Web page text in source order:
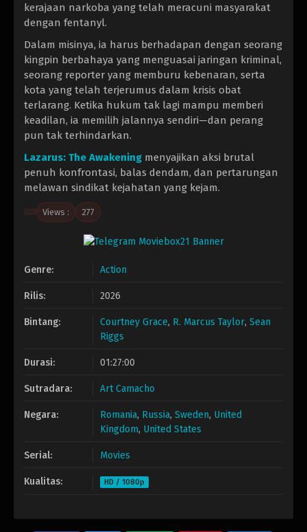
kerajaan narkoba yang telah meracuni masyarakat
dengan fentanyl.
Dalam misinya, ia harus berhadapan dengan seorang
kingpin berbahaya yang menguasai jaringan kriminal,
seorang reporter yang memburu kebenaran, serta
kota yang telah terjerumus dalam krisis obat
terlarang. Ketika hukum tak lagi mampu memberi
keadilan, ia memilih jalannya sendiri—dan perang
pun tak terhindarkan.
Lazarus: The Awakening menyajikan aksi brutal
penuh konfrontasi, balas dendam, dan pertarungan
melawan sindikat kejahatan yang kejam.
Views : 277
Genre: Action
Rilis: 2026
Bintang: Courtney Grace, R. Marcus Taylor, Sean
Riggs
Durasi: 01:27:00
Sutradara: Art Camacho
Negara: Romania, Russia, Sweden, United
Kingdom, United States
Serial: Movies
Kualitas: HD / 1080p